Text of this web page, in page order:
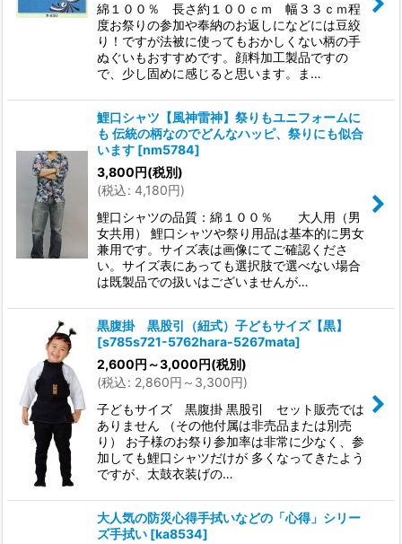
綿１００％ 長さ約１００ｃｍ 幅３３ｃｍ程
度お祭りの参加や奉納のお返しになどには豆絞
り！ですが法被に使ってもおかしくない柄の手
ぬぐいもおすすめです。顔料加工製品ですの
で、少し固めに感じると思います。ま…
鯉口シャツ【風神雷神】祭りもユニフォームに
も 伝統の柄なのでどんなハッピ、祭りにも似合
います [nm5784]
3,800円(税別)
(税込: 4,180円)
鯉口シャツの品質：綿１００％ 大人用（男
女共用） 鯉口シャツや祭り用品は基本的に男女
兼用です。サイズ表は画像にてご確認くださ
い。サイズ表にあっても選択肢で選べない場合
は既製品での扱いはございませんが…
黒腹掛 黒股引（紐式）子どもサイズ【黒】
[s785s721-5762hara-5267mata]
2,600円 ～3,000円(税別)
(税込: 2,860円 ～3,300円)
子どもサイズ 黒腹掛 黒股引 セット販売では
ありません （その他付属は非売品または別売
り） お子様のお祭り参加率は非常に少なく、参
加しても鯉口シャツだけが 多くなってきたよう
ですが、太鼓衣装げの…
大人気の防災心得手拭いなどの「心得」シリー
ズ手拭い [ka8534]